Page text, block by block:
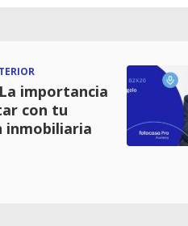
importancia
con tu
inmobiliaria